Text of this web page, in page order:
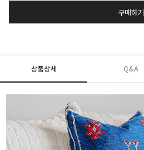
구매하기
상품상세 Q&A